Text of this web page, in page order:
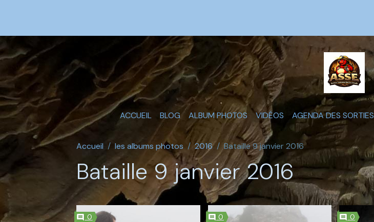
ACCUEIL BLOG ALBUM PHOTOS VIDÉOS AGENDA DES SORTIES
Accueil les albums photos 2016 Bataille 9 janvier 2016
Bataille 9 janvier 2016
0 0 0